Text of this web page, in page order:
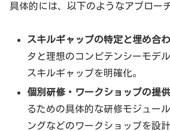
具体的には、以下のようなアプロー
スキルギャップの特定と埋め合わ
タと理想のコンピテンシーモデ
スキルギャップを明確化。
個別研修・ワークショップの提供
るための具体的な研修モジュー
ングなどのワークショップを設計